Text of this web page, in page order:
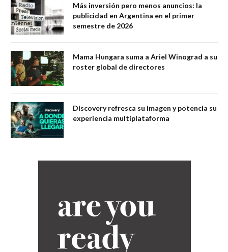
Más inversión pero menos anuncios: la
publicidad en Argentina en el primer
semestre de 2026
Mama Hungara suma a Ariel Winograd a su
roster global de directores
Discovery refresca su imagen y potencia su
experiencia multiplataforma